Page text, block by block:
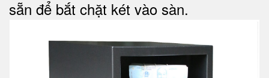
sẵn để bắt chặt két vào sàn.